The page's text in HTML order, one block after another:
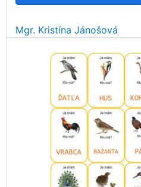
Mgr. Kristína Jánošová